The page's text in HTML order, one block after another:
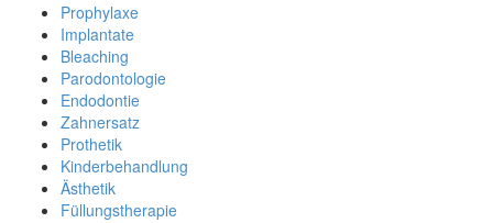
Prophylaxe
Implantate
Bleaching
Parodontologie
Endodontie
Zahnersatz
Prothetik
Kinderbehandlung
Ästhetik
Füllungstherapie